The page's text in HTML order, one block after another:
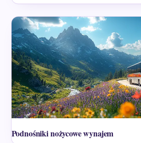
Podnośniki nożycowe wynajem